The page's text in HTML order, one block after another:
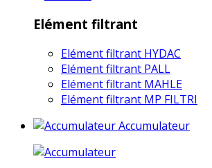
Elément filtrant
Elément filtrant HYDAC
Elément filtrant PALL
Elément filtrant MAHLE
Elément filtrant MP FILTRI
Accumulateur